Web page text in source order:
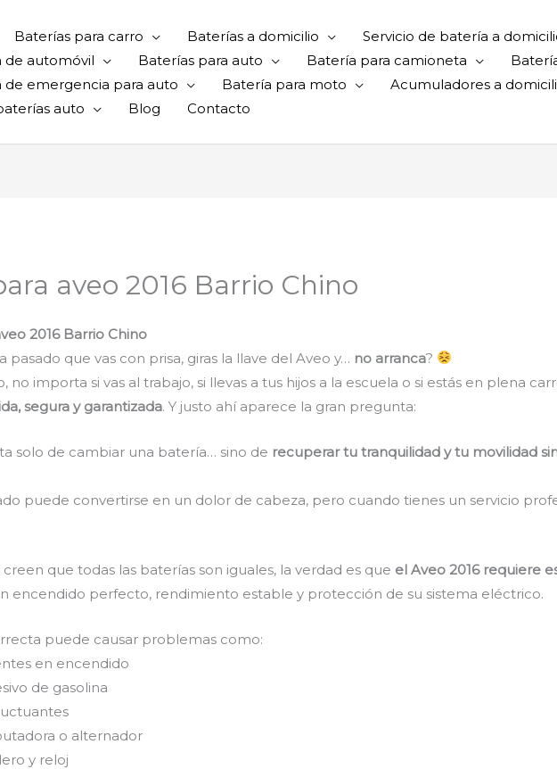
Baterías para carro Baterías a domicilio Servicio de batería a
de automóvil
Baterías para auto Batería para camioneta
de emergencia para auto
Batería para moto Acumuladores a
auto
Blog Contacto
aveo 2016 Barrio Chino
2016 Barrio Chino
pasado que vas con prisa, giras la llave del Aveo y… no arranca?
no importa si vas al trabajo, si llevas a tus hijos a la escuela o si estás en plena
segura y garantizada. Y justo ahí aparece la gran pregunta:
solo de cambiar una batería… sino de recuperar tu tranquilidad y tu movilidad
puede convertirse en un dolor de cabeza, pero cuando tienes un servicio
que todas las baterías son iguales, la verdad es que el Aveo 2016 requiere
encendido perfecto, rendimiento estable y protección de su sistema eléctrico.
puede causar problemas como:
en encendido
de gasolina
o alternador
y reloj